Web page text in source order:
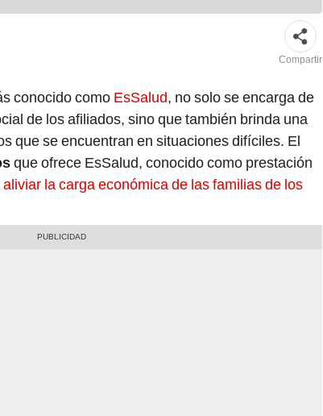
Compartir
conocido como EsSalud, no solo se encarga de
de los afiliados, sino que también brinda una
que se encuentran en situaciones difíciles. El
que ofrece EsSalud, conocido como prestación
aliviar la carga económica de las familias de los